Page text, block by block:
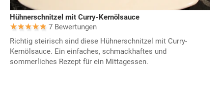
Hühnerschnitzel mit Curry-Kernölsauce
7 Bewertungen
Richtig steirisch sind diese Hühnerschnitzel mit Curry-
Kernölsauce. Ein einfaches, schmackhaftes und
sommerliches Rezept für ein Mittagessen.